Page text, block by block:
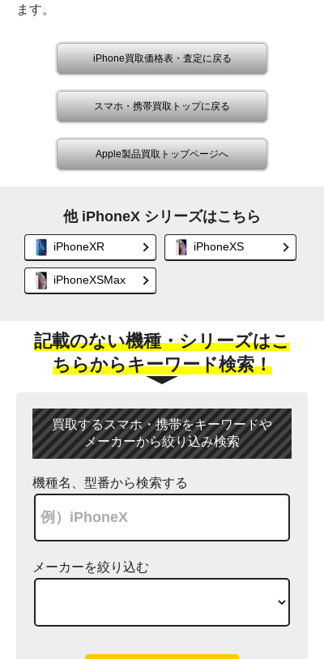
ます。
iPhone買取価格表・査定に戻る
スマホ・携帯買取トップに戻る
Apple製品買取トップページへ
他 iPhoneX シリーズはこちら
iPhoneXR iPhoneXS
iPhoneXSMax
記載のない機種・シリーズはこ
ちらからキーワード検索！
買取するスマホ・携帯をキーワードや
メーカーから絞り込み検索
機種名、型番から検索する
メーカーを絞り込む